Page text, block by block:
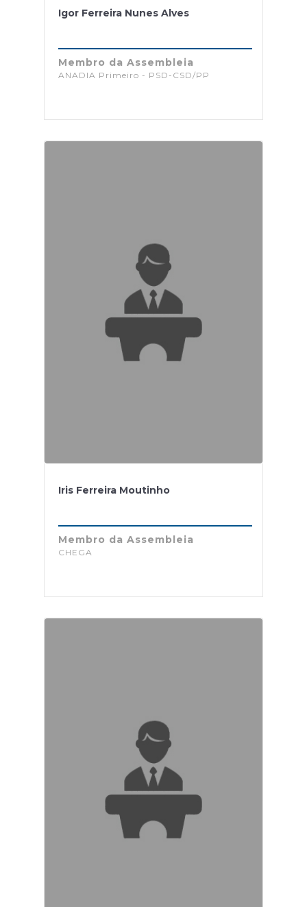
Igor Ferreira Nunes Alves
Membro da Assembleia
ANADIA Primeiro - PSD-CSD/PP
Iris Ferreira Moutinho
Membro da Assembleia
CHEGA